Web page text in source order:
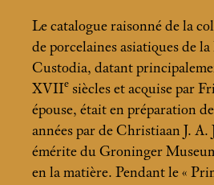
Le catalogue raisonné de la
de porcelaines asiatiques de
Custodia, datant
XVIIe siècles et acquise par
épouse, était en préparation
années par de Christiaan J.
émérite du Groninger
en la matière. Pendant le «